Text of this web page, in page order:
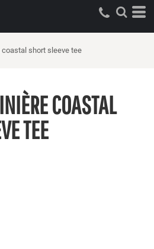
coastal short sleeve tee
COASTAL
TEE